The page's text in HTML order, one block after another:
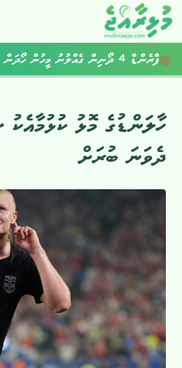
އެކިހިސާބަށް ވިއްސާރަ ކުރުމާއެކު ގުގުރާނެ:
ފްރެންޑް 4 ދޯނިން ގެއްލުނު މީހުން ހޯދަން ބޭރުގެ އެހީތެރިކަން ހޯދަނީ
ހާލަންޑުގެ މޮޅު
ދެވަނަ ބުރަށް